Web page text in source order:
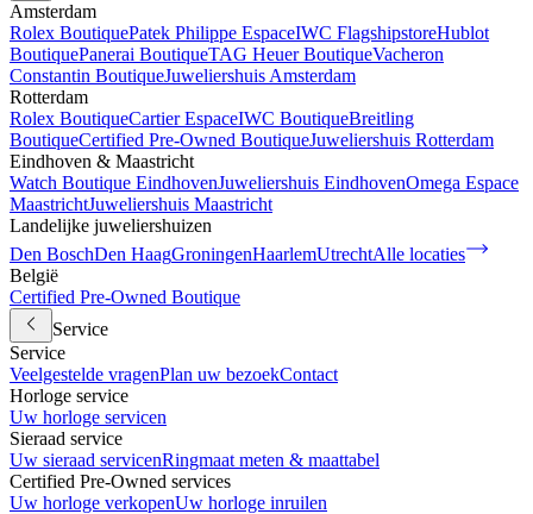
Amsterdam
Rolex BoutiquePatek Philippe EspaceIWC FlagshipstoreHublot
BoutiquePanerai BoutiqueTAG Heuer BoutiqueVacheron
Constantin BoutiqueJuweliershuis Amsterdam
Rotterdam
Rolex BoutiqueCartier EspaceIWC BoutiqueBreitling
BoutiqueCertified Pre-Owned BoutiqueJuweliershuis Rotterdam
Eindhoven & Maastricht
Watch Boutique EindhovenJuweliershuis EindhovenOmega Espace
MaastrichtJuweliershuis Maastricht
Landelijke juweliershuizen
Den BoschDen HaagGroningenHaarlemUtrechtAlle locaties
België
Certified Pre-Owned Boutique
Service
Service
Veelgestelde vragenPlan uw bezoekContact
Horloge service
Uw horloge servicen
Sieraad service
Uw sieraad servicenRingmaat meten & maattabel
Certified Pre-Owned services
Uw horloge verkopenUw horloge inruilen